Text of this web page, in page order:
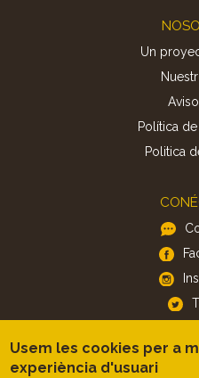
Un
Política
Politica
Usem les cookies per a
experiència d'usuari